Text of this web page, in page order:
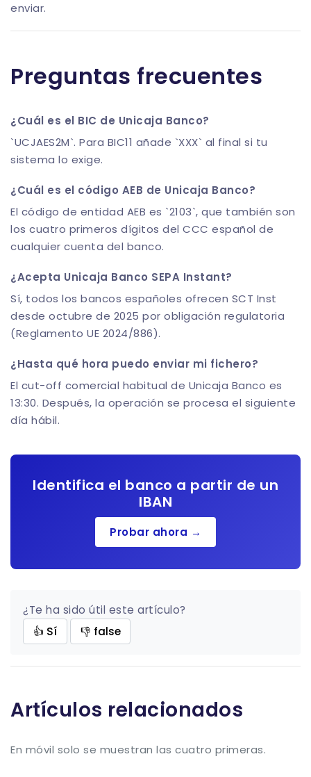
enviar.
Preguntas frecuentes
¿Cuál es el BIC de Unicaja Banco?
`UCJAES2M`. Para BIC11 añade `XXX` al final si tu
sistema lo exige.
¿Cuál es el código AEB de Unicaja Banco?
El código de entidad AEB es `2103`, que también son
los cuatro primeros dígitos del CCC español de
cualquier cuenta del banco.
¿Acepta Unicaja Banco SEPA Instant?
Sí, todos los bancos españoles ofrecen SCT Inst
desde octubre de 2025 por obligación regulatoria
(Reglamento UE 2024/886).
¿Hasta qué hora puedo enviar mi fichero?
El cut-off comercial habitual de Unicaja Banco es
13:30. Después, la operación se procesa el siguiente
día hábil.
Identifica el banco a partir de un
IBAN
Probar ahora →
¿Te ha sido útil este artículo?
👍 Sí
👎 false
Artículos relacionados
En móvil solo se muestran las cuatro primeras.